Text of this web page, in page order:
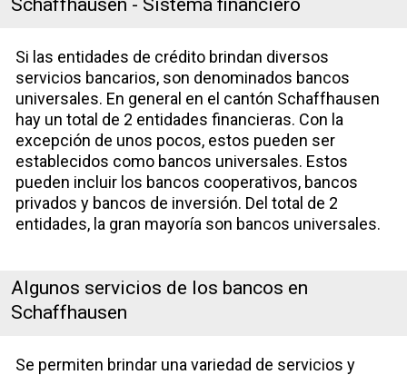
Schaffhausen - Sistema financiero
Si las entidades de crédito brindan diversos
servicios bancarios, son denominados bancos
universales. En general en el cantón Schaffhausen
hay un total de 2 entidades financieras. Con la
excepción de unos pocos, estos pueden ser
establecidos como bancos universales. Estos
pueden incluir los bancos cooperativos, bancos
privados y bancos de inversión. Del total de 2
entidades, la gran mayoría son bancos universales.
Algunos servicios de los bancos en
Schaffhausen
Se permiten brindar una variedad de servicios y